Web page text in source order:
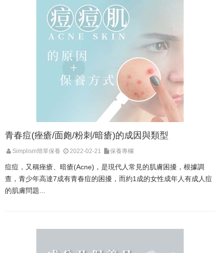
青春痘(痤瘡/面皰/粉刺/暗瘡)的成因與類型
Simplism簡單保養 2022-02-21 保養專欄
痘痘，又稱痤瘡、暗瘡(Acne)，是現代人常見的肌膚困擾，根據調
查，青少年高達7成有青春痘的困擾，而約1成的女性成年人有成人痘
的肌膚問題...